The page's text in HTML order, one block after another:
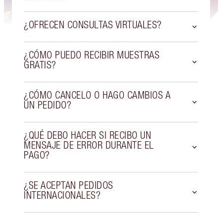
¿OFRECEN CONSULTAS VIRTUALES?
¿CÓMO PUEDO RECIBIR MUESTRAS
GRATIS?
¿CÓMO CANCELO O HAGO CAMBIOS A
UN PEDIDO?
¿QUÉ DEBO HACER SI RECIBO UN
MENSAJE DE ERROR DURANTE EL
PAGO?
¿SE ACEPTAN PEDIDOS
INTERNACIONALES?